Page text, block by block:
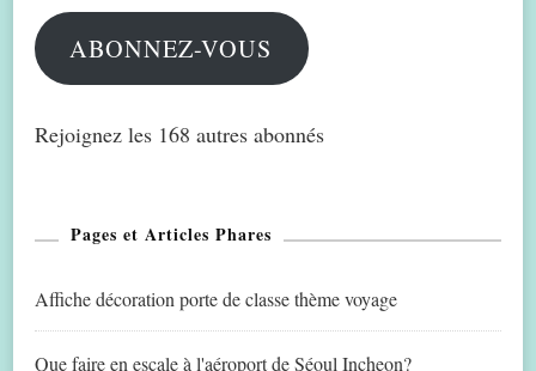
ABONNEZ-VOUS
Rejoignez les 168 autres abonnés
Pages et Articles Phares
Affiche décoration porte de classe thème voyage
Que faire en escale à l'aéroport de Séoul Incheon?